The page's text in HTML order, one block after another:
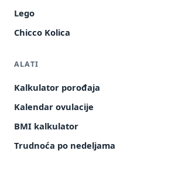
Lego
Chicco Kolica
ALATI
Kalkulator porođaja
Kalendar ovulacije
BMI kalkulator
Trudnoća po nedeljama